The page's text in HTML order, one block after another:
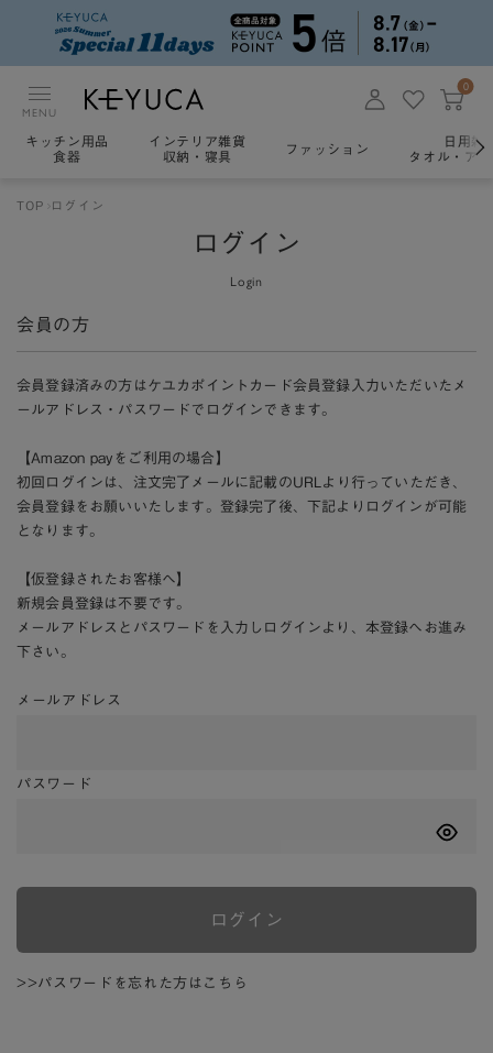
MENU
0
キッチン用品
食器
インテリア雑貨
収納・寝具
ファッション
日用雑
タオル・ア
TOP ログイン
ログイン
Login
会員の方
会員登録済みの方はケユカポイントカード会員登録入力いただいたメ
ールアドレス・パスワードでログインできます。
【Amazon payをご利用の場合】
初回ログインは、注文完了メールに記載のURLより行っていただき、
会員登録をお願いいたします。登録完了後、下記よりログインが可能
となります。
【仮登録されたお客様へ】
新規会員登録は不要です。
メールアドレスとパスワードを入力しログインより、本登録へお進み
下さい。
メールアドレス
パスワード
ログイン
>>パスワードを忘れた方はこちら